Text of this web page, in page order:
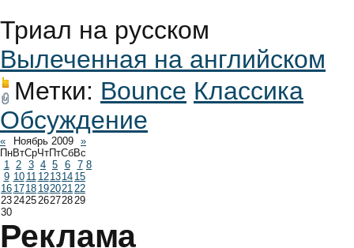
Триал на русском
Вылеченная на английском
Метки: Bounce Классика
Обсуждение
« Ноябрь 2009
»
ПнВтСрЧтПтСбВс
1 2 3 4 5 6 7 8
9 10 11 121314 15
16 1718 19202122
23242526272829
30
Реклама